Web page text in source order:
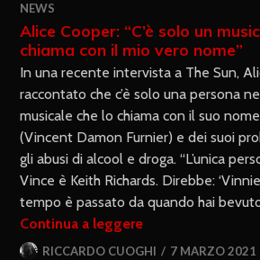
NEWS
Alice Cooper: “C’è solo un
chiama con il mio vero nome”
In una recente intervista a The Sun,
raccontato che c’è solo una persona
musicale che lo chiama con il suo
(Vincent Damon Furnier) e dei suoi
gli abusi di alcool e droga. “L’unica
Vince è Keith Richards. Direbbe:
tempo è passato da quando hai
Continua a leggere
RICCARDO CUOGHI 7 MARZO 2021